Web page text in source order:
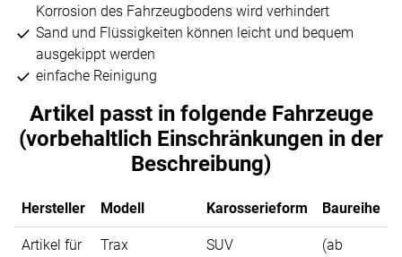
Korrosion des Fahrzeugbodens wird verhindert
Sand und Flüssigkeiten können leicht und bequem
ausgekippt werden
einfache Reinigung
Artikel passt in folgende Fahrzeuge
(vorbehaltlich Einschränkungen in der
Beschreibung)
Hersteller Modell Karosserieform Baureihe
Artikel für Trax SUV (ab